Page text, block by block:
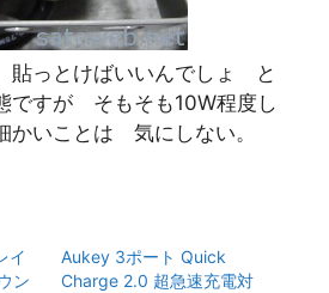
っとけばいいんでしょ と
ですが そもそも10W程度し
いことは 気にしない。
イ
ン
Aukey 3ポート Quick
Charge 2.0 超急速充電対